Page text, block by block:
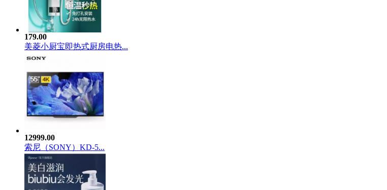
179.00
美菱小厨宝即热式厨房电热...
12999.00
索尼（SONY）KD-5...